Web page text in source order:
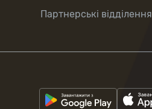
Партнерські відділення